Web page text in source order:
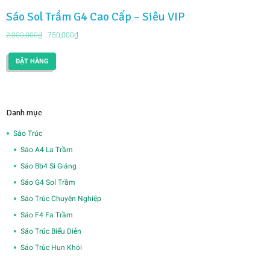
Sáo Sol Trầm G4 Cao Cấp – Siêu VIP
2,000,000₫
Giá
là:
2,000,000₫.
750,000₫Giá
ĐẶT HÀNG
Danh mục
Sáo Trúc
Sáo A4 La Trầm
Sáo Bb4 Si Giáng
Sáo G4 Sol Trầm
Sáo Trúc Chuyên Nghiệp
Sáo F4 Fa Trầm
Sáo Trúc Biểu Diễn
Sáo Trúc Hun Khói